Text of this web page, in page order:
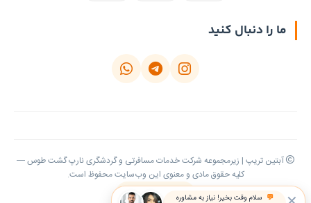
💬 سلام وقت بخیر! نیاز به مشاوره
ما را دنبال کنید
آبتین تریپ | زیرمجموعه شرکت خدمات مسافرتی و گردشگری نارپ گشت طوس —
کلیه حقوق مادی و معنوی این وب‌سایت محفوظ است.
بازگشت به بالا